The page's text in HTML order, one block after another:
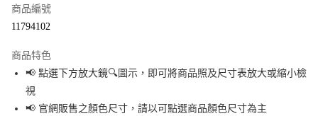
Apple Pay
街口支付
商品編號
11794102
商品特色
📢 點選下方放大鏡🔍圖示，即可將商品照及尺寸表放大或縮小檢
視
📢 官網販售之顏色尺寸，請以可點選商品顏色尺寸為主